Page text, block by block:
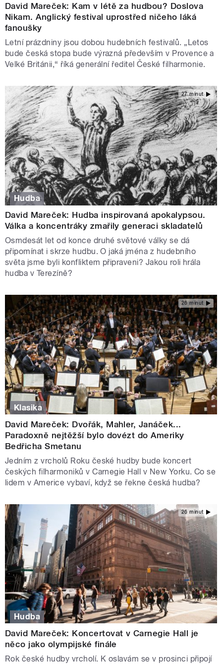
David Mareček: Kam v létě za hudbou? Doslova
Nikam. Anglický festival uprostřed ničeho láká
fanoušky
Letní prázdniny jsou dobou hudebních festivalů. „Letos
bude česká stopa bude výrazná především v Provence a
Velké Británii,“ říká generální ředitel České filharmonie.
27 minut
Hudba
David Mareček: Hudba inspirovaná apokalypsou.
Válka a koncentráky zmařily generaci skladatelů
Osmdesát let od konce druhé světové války se dá
připomínat i skrze hudbu. O jaká jména z hudebního
světa jsme byli konfliktem připraveni? Jakou roli hrála
hudba v Terezíně?
26 minut
Klasika
David Mareček: Dvořák, Mahler, Janáček...
Paradoxně nejtěžší bylo dovézt do Ameriky
Bedřicha Smetanu
Jedním z vrcholů Roku české hudby bude koncert
českých filharmoniků v Carnegie Hall v New Yorku. Co se
lidem v Americe vybaví, když se řekne česká hudba?
26 minut
Hudba
David Mareček: Koncertovat v Carnegie Hall je
něco jako olympijské finále
Rok české hudby vrcholí. K oslavám se v prosinci připojí